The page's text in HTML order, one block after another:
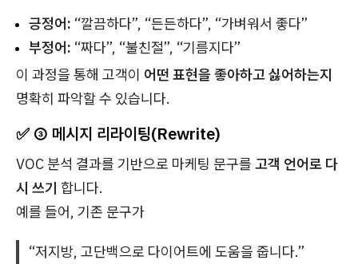
긍정어: “깔끔하다”, “든든하다”, “가벼워서 좋다”
부정어: “짜다”, “불친절”, “기름지다”
이 과정을 통해 고객이 어떤 표현을 좋아하고 싫어하는지
명확히 파악할 수 있습니다.
✅ ③ 메시지 리라이팅(Rewrite)
VOC 분석 결과를 기반으로 마케팅 문구를 고객 언어로 다
시 쓰기 합니다.
예를 들어, 기존 문구가
“저지방, 고단백으로 다이어트에 도움을 줍니다.”